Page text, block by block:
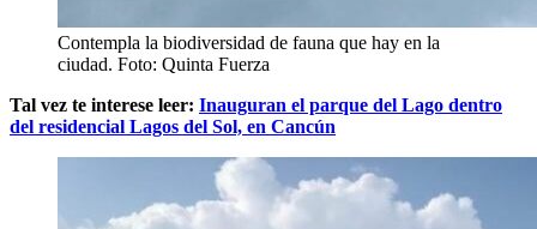
Contempla la biodiversidad de fauna que hay en la
ciudad. Foto: Quinta Fuerza
Tal vez te interese leer: Inauguran el parque del Lago dentro
del residencial Lagos del Sol, en Cancún